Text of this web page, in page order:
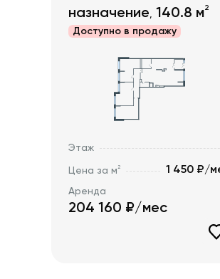
назначение, 140.8 м2
Доступно в продажу
Этаж
Цена за м2 1 450 ₽/
Аренда
204 160 ₽/мес